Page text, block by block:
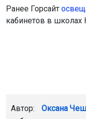
Ранее Горсайт
кабинетов в школах
Автор: Оксана